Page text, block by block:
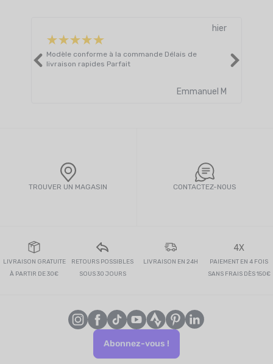
hier
Modèle conforme à la commande Délais de
livraison rapides Parfait
Emmanuel M
TROUVER UN MAGASIN CONTACTEZ-NOUS
LIVRAISON GRATUITE
À PARTIR DE 30€
RETOURS POSSIBLES
SOUS 30 JOURS
LIVRAISON EN 24H
4X
PAIEMENT EN 4 FOIS
SANS FRAIS DÈS 150€
Abonnez-vous !